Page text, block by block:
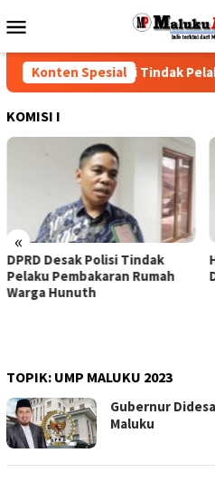
ke
Mobile
Konten Spesial
Desak Polisi Tindak Pelaku
KOMISI I
«
Harga Tanah Blok
Dijual Murah, Ini Sikap
TOPIK: UMP MALUKU 2023
Gubernur
Maluku